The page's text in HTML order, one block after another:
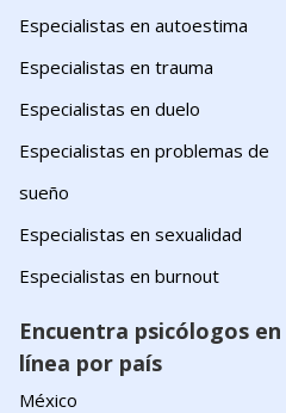
Especialistas en autoestima
Especialistas en trauma
Especialistas en duelo
Especialistas en problemas de
sueño
Especialistas en sexualidad
Especialistas en burnout
Encuentra psicólogos en
línea por país
México